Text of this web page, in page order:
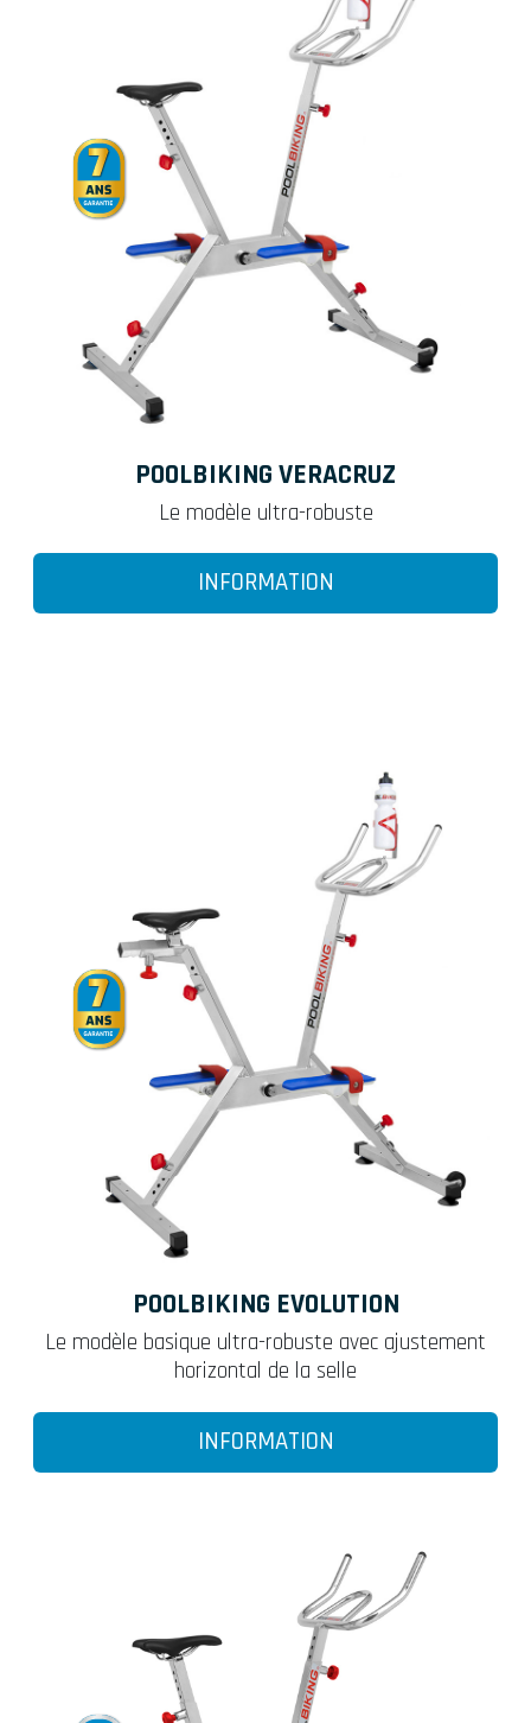
POOLBIKING VERACRUZ
Le modèle ultra-robuste
INFORMATION
POOLBIKING EVOLUTION
Le modèle basique ultra-robuste avec ajustement
horizontal de la selle
INFORMATION